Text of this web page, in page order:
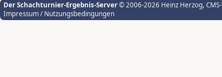
Der Schachturnier-Ergebnis-Server© 2006-2026 Heinz Herzog,
Impressum / Nutzungsbedingungen